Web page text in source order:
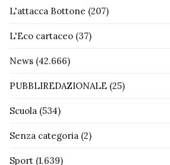
L'attacca Bottone (207)
L'Eco cartaceo (37)
News (42.666)
PUBBLIREDAZIONALE (25)
Scuola (534)
Senza categoria (2)
Sport (1.639)